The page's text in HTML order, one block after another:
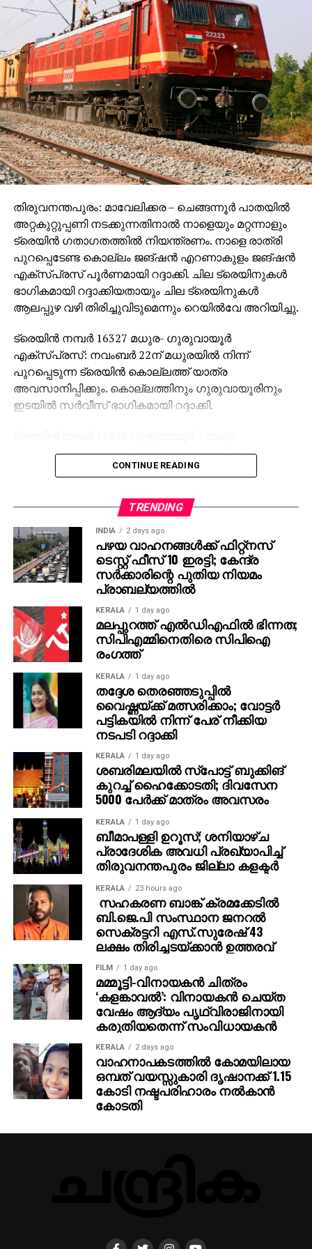
പ്രതിയായ മുന്‍ ദേവസ്വം ബോര്‍ഡ് അധ്യക്ഷന്‍ എന്‍
വാസുവിനെ കസ്റ്റഡിയില്‍ വാങ്ങിയിട്ടുണ്ട്. ഇരുവരെയും
ഒരുമിച്ചിരുത്തിയായിരുന്നു ചോദ്യം ചെയ്യല്‍.
പത്മകുമാറിന്റെ അറിവോടെയാണഅ ശബരിമലയിലെ
സ്വര്‍ണക്കൊള്ളയെന്നാണ് പ്രത്യേക
അന്വേഷണസംഘത്തിന്റെ കണ്ടെത്തല്‍.
സ്‌പോണ്‍സര്‍ ഉണ്ണികൃഷ്ണന്‍ പോറ്റിക്ക് പത്മകുമാര്‍
എല്ലാ ഒത്താശയും നല്‍കിയെന്നും പത്മകുമാറിന്റെ
നിര്‍ദേശത്തിലാണ് മഹ്‌സറില്‍ ചെമ്പ് തകിടുകള്‍ എന്ന്
രേഖപ്പെടുത്തിയതെന്നും എസ്‌ഐടി കണ്ടെത്തി.
ഉണ്ണികൃഷ്ണന്‍ പോറ്റിയും പത്മകുമാറും തമ്മില്‍
സാമ്പത്തിക ഇടപാടുകള്‍ നടത്തിയിരുന്നുവെന്നും
പത്മകുമാറിന്റെ വീട്ടില്‍ വെച്ച് ഉണ്ണികൃഷ്ണന്‍
പോറ്റിയുമായി ചേര്‍ന്ന് ഗൂഢാലോചനകള്‍
നടന്നുവെന്നുമാണ് എസ്‌ഐടി നിഗമനം.
തിരുവനന്തപുരം: മാവേലിക്കര – ചെങ്ങന്നൂര്‍ പാതയില്‍
അറ്റകുറ്റുപ്പണി നടക്കുന്നതിനാല്‍ നാളെയും മറ്റന്നാളും
ട്രെയിന്‍ ഗതാഗതത്തില്‍ നിയന്ത്രണം. നാളെ രാത്രി
പുറപ്പെടേണ്ട കൊല്ലം ജങ്ഷന്‍ എറണാകുളം ജങ്ഷന്‍
എക്സ്പ്രസ് പൂര്‍ണമായി റദ്ദാക്കി. ചില ട്രെയിനുകള്‍
ഭാഗികമായി റദ്ദാക്കിയതായും ചില ട്രെയിനുകള്‍
ആലപ്പുഴ വഴി തിരിച്ചുവിടുമെന്നും റെയില്‍വേ അറിയിച്ചു.
ട്രെയിന്‍ നമ്പര്‍ 16327 മധുര- ഗുരുവായൂര്‍
എക്സ്പ്രസ്: നവംബര്‍ 22ന് മധുരയില്‍ നിന്ന്
പുറപ്പെടുന്ന ട്രെയിന്‍ കൊല്ലത്ത് യാത്ര
അവസാനിപ്പിക്കും. കൊല്ലത്തിനും ഗുരുവായൂരിനും
ഇടയില്‍ സര്‍വീസ് ഭാഗികമായി റദ്ദാക്കി.
എക്സ്പ്രസ്: നവംബര്‍ 23ന് ഗുരുവായൂരില്‍ നിന്ന്
പുറപ്പെടേണ്ട ട്രെയിന്‍ ഗുരുവായൂരിനും
കൊല്ലത്ത് നിന്ന് പകല്‍ 12.10-ന് മധുരയിലേക്ക് യാത്ര
ട്രെയിന്‍ നമ്പര്‍ 16366 നാഗര്‍കോവില്‍ – കോട്ടയം
എക്സ്പ്രസ്: നവംബര്‍ 22ന് നാഗര്‍കോവിലില്‍ നിന്ന്
പുറപ്പെടുന്ന ട്രെയിന്‍ കായംകുളം ജങ്ഷനില്‍ യാത്ര
അവസാനിപ്പിക്കും. കായംകുളം ജങ്ഷനും
കോട്ടയത്തിനും ഇടയില്‍ സര്‍വീസ് ഉണ്ടാകില്ല.
ട്രെയിന്‍ നമ്പര്‍ 12695 എംജിആര്‍ ചെന്നൈ സെന്‍ട്രല്‍
തിരുവനന്തപുരം സെന്‍ട്രല്‍ സൂപ്പര്‍ഫാസ്റ്റ്
എക്സ്പ്രസ്: നവംബര്‍ 21-ന് ചെന്നൈയില്‍ നിന്ന്
പുറപ്പെടുന്ന ട്രെയിന്‍ കോട്ടയത്ത് യാത്ര
അവസാനിപ്പിക്കും.
ട്രെയിന്‍ നമ്പര്‍ 12696 തിരുവനന്തപുരം സെന്‍ട്രല്‍
എംജിആര്‍ ചെന്നൈ സെന്‍ട്രല്‍ സൂപ്പര്‍ഫാസ്റ്റ്
എക്സ്പ്രസ്: നവംബര്‍ 22-ന് തിരുവനന്തപുരം
സെന്‍ട്രലില്‍ നിന്ന് പുറപ്പെടേണ്ട ട്രെയിന്‍
തിരുവനന്തപുരം സെന്‍ട്രലിനും കോട്ടയത്തിനും
ഇടയില്‍ ഭാഗികമായി റദ്ദാക്കി. ഇത് കോട്ടയത്ത് നിന്ന്
അതിന്റെ സമയക്രമം അനുസരിച്ച് രാത്രി 8.05-ന്
ചെന്നൈയിലേക്ക് യാത്ര പുറപ്പെടും.
വഴിതിരിച്ചുവിട്ട ട്രെയിന്‍ സര്‍വീസുകള്‍:
നവംബര്‍ 22-ന് പുറപ്പെടേണ്ട 9 ട്രെയിനുകള്‍ ആലപ്പുഴ
വഴിയായിരിക്കും സര്‍വീസ് നടത്തുക. ഈ
സര്‍വീസുകള്‍ മാവേലിക്കര, ചെങ്ങന്നൂര്‍, തിരുവല്ല,
ചങ്ങനാശ്ശേരി, കോട്ടയം, പിറവം റോഡ്, തൃപ്പൂണിത്തുറ
എന്നിവിടങ്ങളിലെ സ്റ്റോപ്പുകള്‍ ഒഴിവാക്കും. പകരം,
കായംകുളം, ഹരിപ്പാട്, അമ്പലപ്പുഴ, ആലപ്പുഴ,
ചേര്‍ത്തല, എറണാകുളം ജംഗ്ഷന്‍ തുടങ്ങിയ
സ്റ്റേഷനുകളില്‍ അധിക സ്റ്റോപ്പുകള്‍ അനുവദിച്ചിട്ടുണ്ട്.
വഴിതിരിച്ചുവിട്ട ട്രെയിനുകള്‍:
ട്രെയിന്‍ നമ്പര്‍ 12624 തിരുവനന്തപുരം സെന്‍ട്രല്‍
എക്സ്പ്രസ്സ്
CONTINUE READING
TRENDING
INDIA 2 days ago
പഴയ വാഹനങ്ങള്‍ക്ക് ഫിറ്റ്‌നസ്
ടെസ്റ്റ് ഫീസ് 10 ഇരട്ടി; കേന്ദ്ര
സര്‍ക്കാരിന്റെ പുതിയ നിയമം
പ്രാബല്യത്തില്‍
KERALA 1 day ago
മലപ്പുറത്ത് എല്‍ഡിഎഫില്‍ ഭിന്നത;
സിപിഎമ്മിനെതിരെ സിപിഐ
രംഗത്ത്
KERALA 1 day ago
തദ്ദേശ തെരഞ്ഞടുപ്പില്‍
വൈഷ്ണയ്ക്ക് മത്സരിക്കാം; വോട്ടര്‍
പട്ടികയില്‍ നിന്ന് പേര് നീക്കിയ
നടപടി റദ്ദാക്കി
KERALA 1 day ago
ശബരിമലയില്‍ സ്‌പോട്ട് ബുക്കിങ്
കുറച്ച് ഹൈക്കോടതി; ദിവസേന
5000 പേര്‍ക്ക് മാത്രം അവസരം
KERALA 1 day ago
ബീമാപള്ളി ഉറൂസ്; ശനിയാഴ്ച
പ്രാദേശിക അവധി പ്രഖ്യാപിച്ച്
തിരുവനന്തപുരം ജില്ലാ കളക്ടര്‍
KERALA 23 hours ago
സഹകരണ ബാങ്ക് ക്രമക്കേടില്‍
ബി.ജെ.പി സംസ്ഥാന ജനറല്‍
സെക്രട്ടറി എസ്.സുരേഷ് 43
ലക്ഷം തിരിച്ചടയ്ക്കാന്‍ ഉത്തരവ്
FILM 1 day ago
മമ്മൂട്ടി-വിനായകന്‍ ചിത്രം
‘കളങ്കാവല്‍’: വിനായകന്‍ ചെയ്ത
വേഷം ആദ്യം പൃഥ്വിരാജിനായി
കരുതിയതെന്ന് സംവിധായകന്‍
KERALA 2 days ago
വാഹനാപകടത്തില്‍ കോമയിലായ
ഒമ്പത് വയസ്സുകാരി ദൃഷാനക്ക് 1.15
കോടി നഷ്ടപരിഹാരം നല്‍കാന്‍
കോടതി